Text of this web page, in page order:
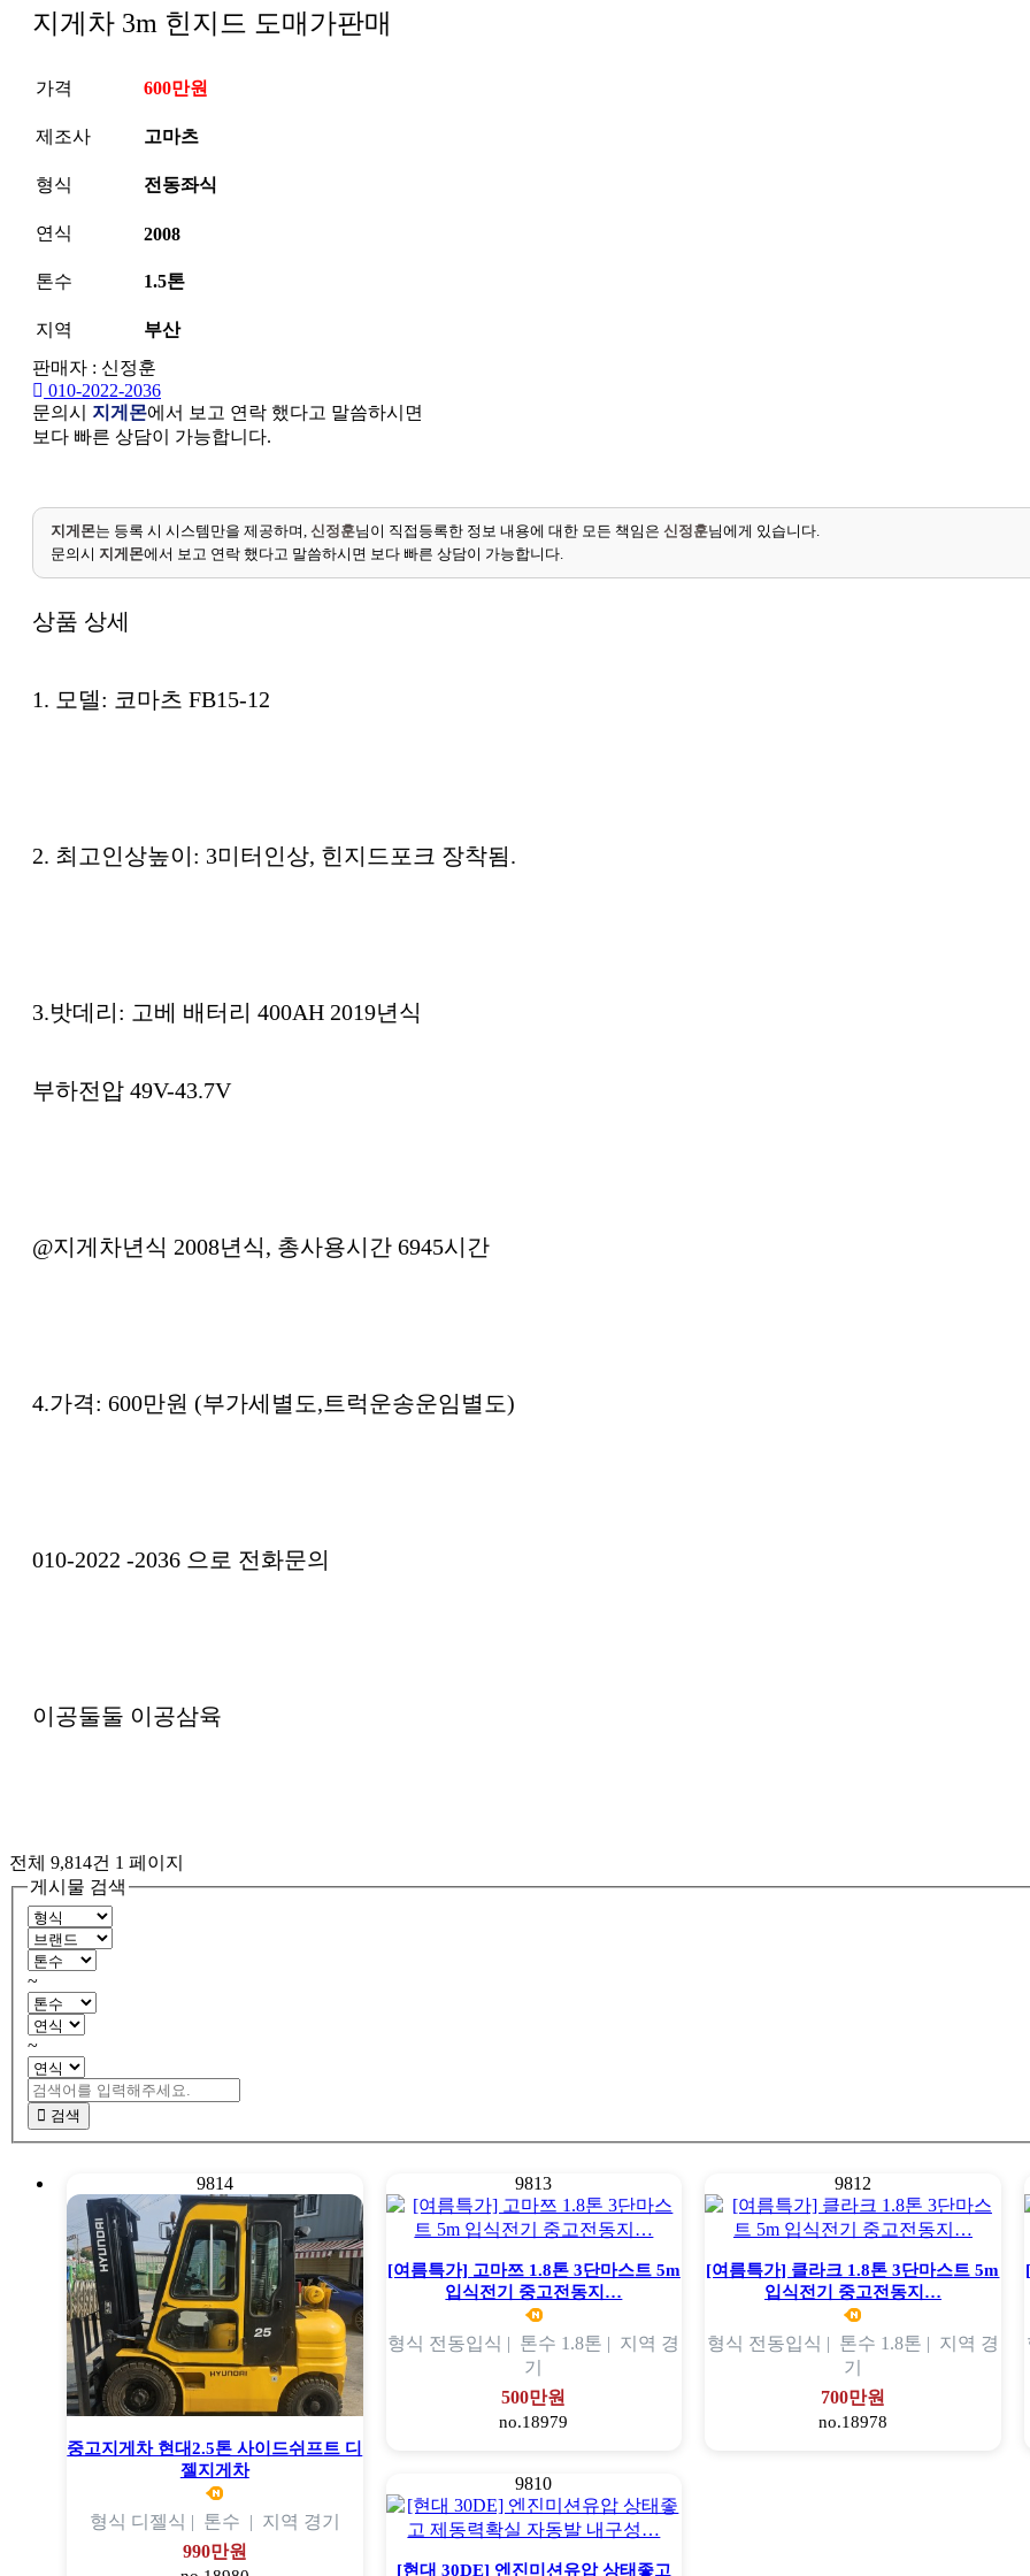
지게차 3m 힌지드 도매가판매
가격 600만원
제조사 고마츠
형식 전동좌식
연식 2008
톤수 1.5톤
지역
부산
판매자 : 신정훈
010-2022-2036
문의시 지게몬에서 보고 연락 했다고 말씀하시면
보다 빠른 상담이 가능합니다.
지게몬는 등록 시 시스템만을 제공하며, 신정훈님이 직접등록한 정보 내용에 대한 모든 책임은 신정훈님에게 있습니다.
문의시 지게몬에서 보고 연락 했다고 말씀하시면 보다 빠른 상담이 가능합니다.
상품 상세
1. 모델: 코마츠 FB15-12
2. 최고인상높이: 3미터인상, 힌지드포크 장착됨.
3.밧데리: 고베 배터리 400AH 2019년식
부하전압 49V-43.7V
@지게차년식 2008년식, 총사용시간 6945시간
4.가격: 600만원 (부가세별도,트럭운송운임별도)
010-2022 -2036 으로 전화문의
이공둘둘 이공삼육
전체 9,814건 1 페이지
게시물 검색
~
~
검색
9814
중고지게차 현대2.5톤 사이드쉬프트 디
젤지게차
형식 디젤식 | 톤수 지역 경기
990만원
9813
[여름특가] 고마쯔 1.8톤 3단마스트 5m
입식전기 중고전동지…
형식 전동입식 | 톤수 1.8톤 | 지역 경
기
500만원
no.18979
9812
[여름특가] 클라크 1.8톤 3단마스트 5m
입식전기 중고전동지…
형식 전동입식 | 톤수 1.8톤 | 지역 경
기
700만원
no.18978
9810
[현대 30DE] 엔진미션유압 상태좋고